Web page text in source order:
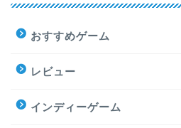
おすすめゲーム
レビュー
インディーゲーム